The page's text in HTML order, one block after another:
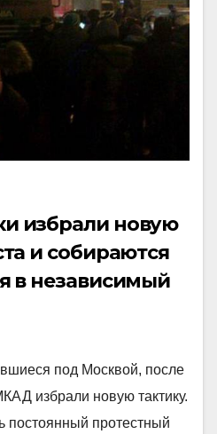
избрали новую
и собираются
в независимый
под Москвой, после
избрали новую тактику.
постоянный протестный